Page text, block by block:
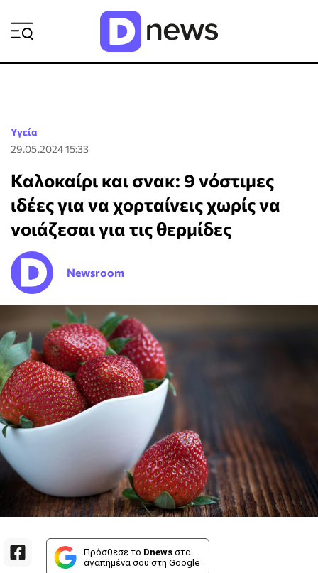
Υγεία
29.05.2024 15:33
Καλοκαίρι και σνακ: 9 νόστιμες
ιδέες για να χορταίνεις χωρίς να
νοιάζεσαι για τις θερμίδες
Newsroom
Πρόσθεσε το Dnews στα
αγαπημένα σου στη Google